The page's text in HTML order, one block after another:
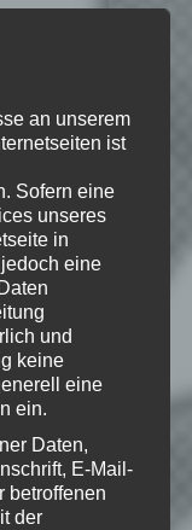
ein
in den
Alle
sind
an unserem
ist
Sofern eine
unseres
in
eine
und
keine
eine
ein.
Daten,
E-Mail-
betroffenen
der